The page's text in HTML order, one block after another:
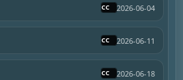
2026-06-04
2026-06-11
2026-06-18